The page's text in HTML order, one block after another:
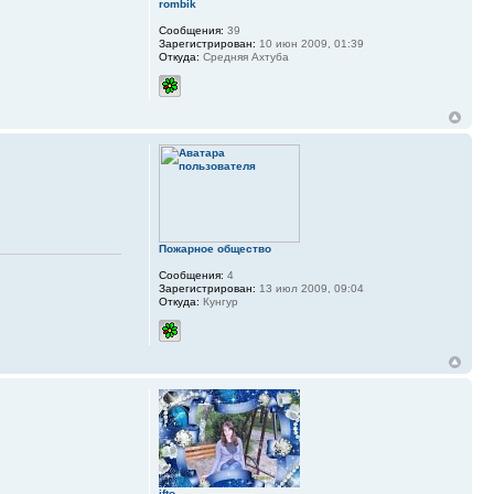
rombik
Сообщения: 39
Зарегистрирован: 10 июн 2009, 01:39
Откуда: Средняя Ахтуба
Пожарное общество
Сообщения: 4
Зарегистрирован: 13 июл 2009, 09:04
Откуда: Кунгур